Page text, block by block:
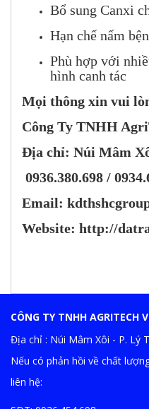
Bổ sung Canxi
Hạn chế nấm
Phù hợp với
hình canh tác
Mọi thông xin vui
Công Ty TNHH
Địa chỉ: Núi Mâm
0936.380.698 /
Email:
Website: http://
CÔNG TY TNHH AGRITECH
Địa chỉ : Núi Mâm Xôi - P. Lý
Nếu có phản hồi về chất
liên hệ: